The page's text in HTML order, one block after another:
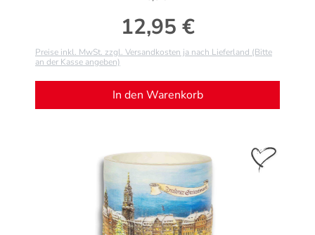
Regulärer Preis:
12,95 €
Preise inkl. MwSt. zzgl. Versandkosten ja nach Lieferland (Bitte
an der Kasse angeben)
In den Warenkorb